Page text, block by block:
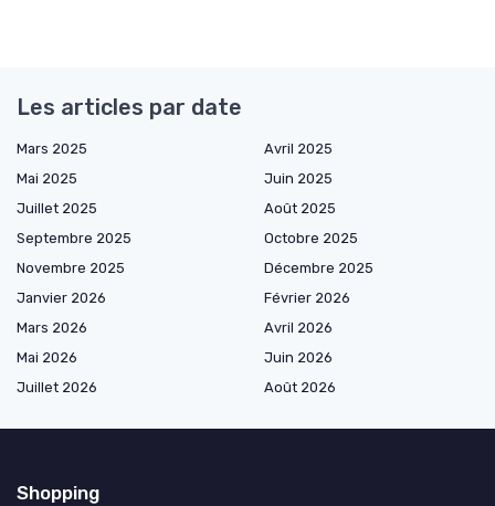
Les articles par date
Mars 2025
Avril 2025
Mai 2025
Juin 2025
Juillet 2025
Août 2025
Septembre 2025
Octobre 2025
Novembre 2025
Décembre 2025
Janvier 2026
Février 2026
Mars 2026
Avril 2026
Mai 2026
Juin 2026
Juillet 2026
Août 2026
Shopping